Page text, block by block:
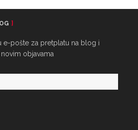
e-pošte za pretplatu na blog i
objavama